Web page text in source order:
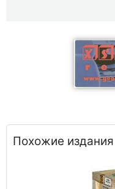
Похожие издания